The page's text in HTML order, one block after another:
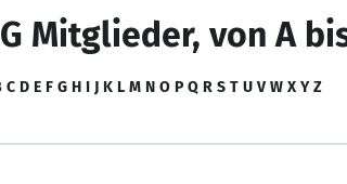
Mitglieder, von A
C D E F G H I J K L M N O P Q R S T U V W X Y Z